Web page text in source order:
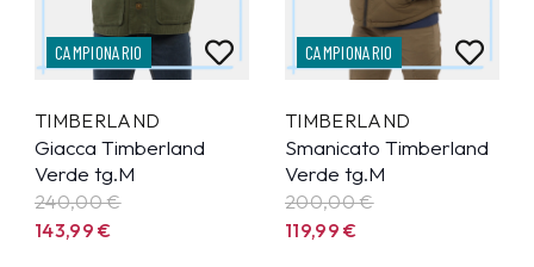
CAMPIONARIO
TIMBERLAND
Giacca Timberland
Verde tg.M
240,00 €
143,99€
CAMPIONARIO
TIMBERLAND
Smanicato Timberland
Verde tg.M
200,00 €
119,99€